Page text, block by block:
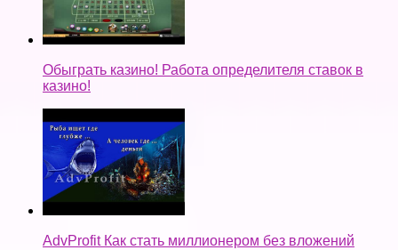
Обыграть казино! Работа определителя ставок в
казино!
AdvProfit Как стать миллионером без вложений